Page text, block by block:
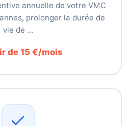
annuelle de votre VMC
prolonger la durée de
vie de …
de 15 €/mois